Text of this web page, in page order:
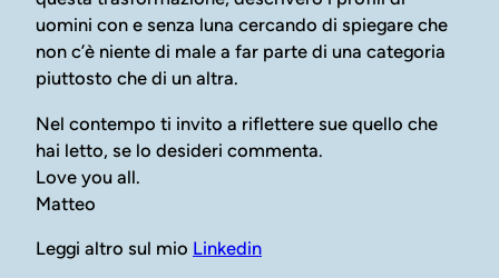
uomini con e senza luna cercando di spiegare che
non c’è niente di male a far parte di una categoria
piuttosto che di un altra.
Nel contempo ti invito a riflettere sue quello che
hai letto, se lo desideri commenta.
Love you all.
Matteo
Leggi altro sul mio Linkedin